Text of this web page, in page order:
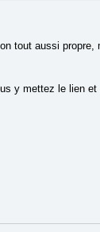
tout aussi
y mettez le lien